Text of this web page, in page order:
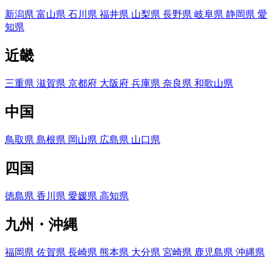
新潟県 富山県 石川県 福井県 山梨県 長野県 岐阜県 静岡県 愛
知県
近畿
三重県 滋賀県 京都府 大阪府 兵庫県 奈良県 和歌山県
中国
鳥取県 島根県 岡山県 広島県 山口県
四国
徳島県 香川県 愛媛県 高知県
九州・沖縄
福岡県 佐賀県 長崎県 熊本県 大分県 宮崎県 鹿児島県 沖縄県